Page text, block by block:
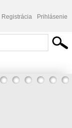
Registrácia Prihlásenie